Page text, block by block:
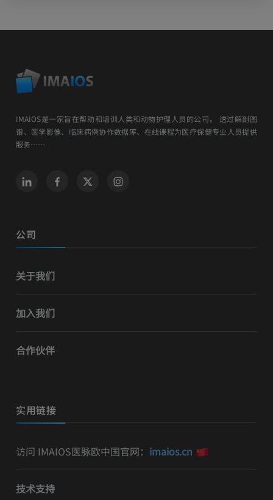
IMAIOS是一家旨在帮助和培训人类和动物护理人员的公司。 透过解剖图
谱、医学影像、临床病例协作数据库、在线课程为医疗保健专业人员提供
服务……
公司
关于我们
加入我们
合作伙伴
实用链接
访问 IMAIOS医脉欧中国官网： imaios.cn
技术支持